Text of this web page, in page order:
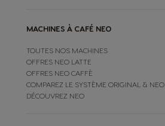
MACHINES À CAFÉ NEO
TOUTES NOS MACHINES
OFFRES NEO LATTE
OFFRES NEO CAFFÈ
COMPAREZ LE SYSTÈME ORIGINAL & NEO
DÉCOUVREZ NEO